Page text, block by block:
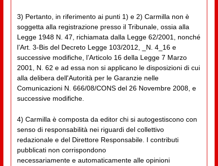
3) Pertanto, in riferimento ai punti 1) e 2) Carmilla non è
soggetta alla registrazione presso il Tribunale, ossia alla
Legge 1948 N. 47, richiamata dalla Legge 62/2001, nonché
l’Art. 3-Bis del Decreto Legge 103/2012, _N. 4_16 e
successive modifiche, l’Articolo 16 della Legge 7 Marzo
2001, N. 62 e ad essa non si applicano le disposizioni di cui
alla delibera dell'Autorità per le Garanzie nelle
Comunicazioni N. 666/08/CONS del 26 Novembre 2008, e
successive modifiche.
4) Carmilla è composta da editor chi si autogestiscono con
senso di responsabilità nei riguardi del collettivo
redazionale e del Direttore Responsabile. I contributi
pubblicati non corrispondono
necessariamente e automaticamente alle opinioni